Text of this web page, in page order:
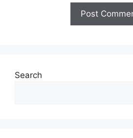
Search